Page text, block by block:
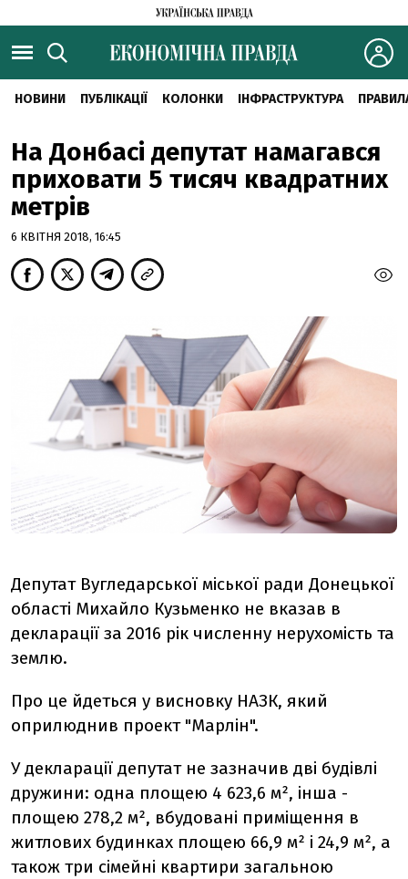
НОВИНИ ПУБЛІКАЦІЇ КОЛОНКИ ІНФРАСТРУКТУРА
На Донбасі депутат намагався
приховати 5 тисяч квадратних
метрів
6 КВІТНЯ 2018, 16:45
Депутат Вугледарської міської ради Донецької
області Михайло Кузьменко не вказав в
декларації за 2016 рік численну нерухомість та
землю.
Про це йдеться у висновку НАЗК, який
оприлюднив проект "Марлін".
У декларації депутат не зазначив дві будівлі
дружини: одна площею 4 623,6 м², інша -
площею 278,2 м², вбудовані приміщення в
житлових будинках площею 66,9 м² і 24,9 м², а
також три сімейні квартири загальною